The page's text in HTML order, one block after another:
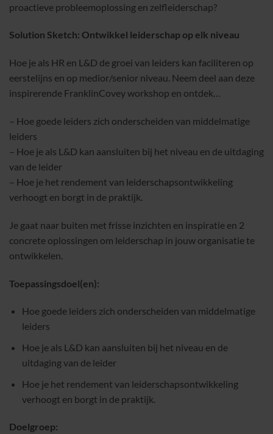
proactieve probleemoplossing en zelfleiderschap?
Solution Sketch: Ontwikkel leiderschap op elk niveau
Hoe je als HR en L&D de groei van leiders kan faciliteren op
eerstelijns en op medior/senior niveau. Neem deel aan deze
inspirerende FranklinCovey workshop en ontdek…
– Hoe goede leiders zich onderscheiden van middelmatige
leiders
– Hoe je als L&D kan aansluiten bij het niveau en de uitdaging
van de leider
– Hoe je het rendement van leiderschapsontwikkeling
verhoogt en borgt in de praktijk.
Je gaat naar buiten met frisse inzichten en inspiratie en 2
concrete oplossingen om leiderschap in jouw organisatie te
ontwikkelen.
Toepassingsdoel(en):
Hoe goede leiders zich onderscheiden van middelmatige
leiders
Hoe je als L&D kan aansluiten bij het niveau en de
uitdaging van de leider
Hoe je het rendement van leiderschapsontwikkeling
verhoogt en borgt in de praktijk.
Doelgroep: